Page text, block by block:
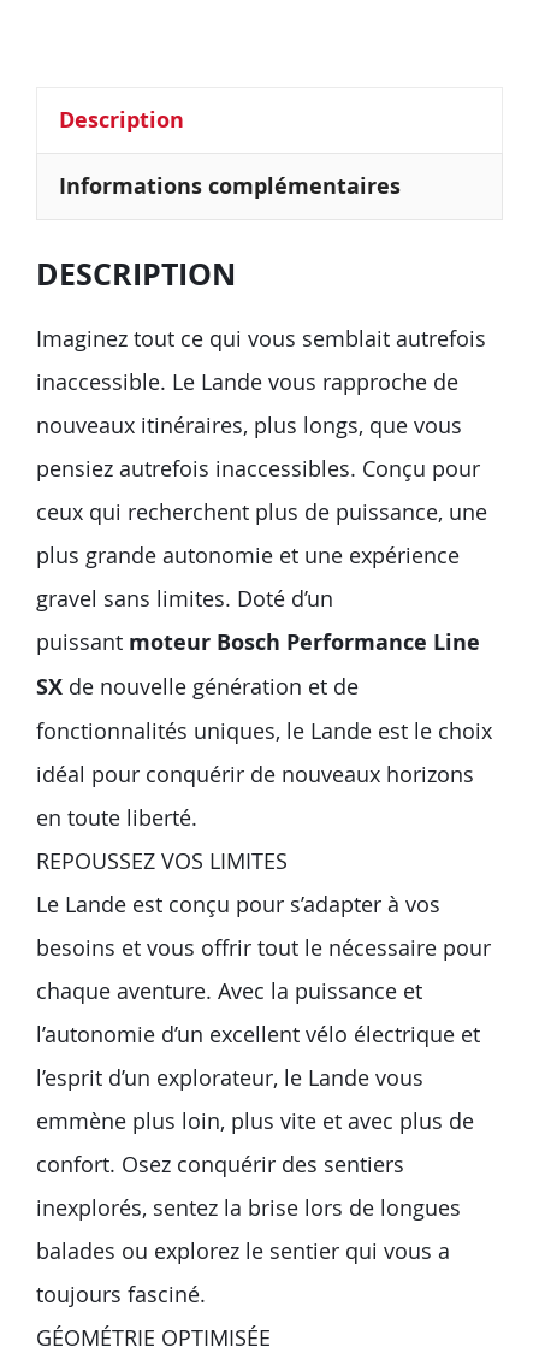
Description
Informations complémentaires
DESCRIPTION
Imaginez tout ce qui vous semblait autrefois
inaccessible. Le Lande vous rapproche de
nouveaux itinéraires, plus longs, que vous
pensiez autrefois inaccessibles. Conçu pour
ceux qui recherchent plus de puissance, une
plus grande autonomie et une expérience
gravel sans limites. Doté d’un
puissant moteur Bosch Performance Line
SX de nouvelle génération et de
fonctionnalités uniques, le Lande est le choix
idéal pour conquérir de nouveaux horizons
en toute liberté.
REPOUSSEZ VOS LIMITES
Le Lande est conçu pour s’adapter à vos
besoins et vous offrir tout le nécessaire pour
chaque aventure. Avec la puissance et
l’autonomie d’un excellent vélo électrique et
l’esprit d’un explorateur, le Lande vous
emmène plus loin, plus vite et avec plus de
confort. Osez conquérir des sentiers
inexplorés, sentez la brise lors de longues
balades ou explorez le sentier qui vous a
toujours fasciné.
GÉOMÉTRIE OPTIMISÉE